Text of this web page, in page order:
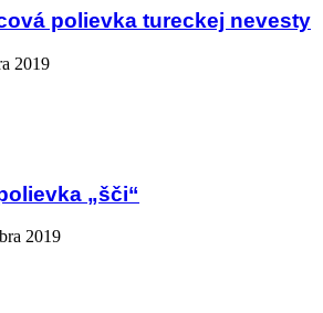
polievka tureckej nevesty
2019
„šči“
2019